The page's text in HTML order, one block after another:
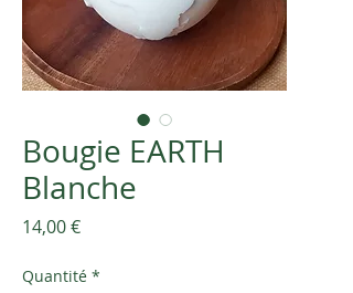
Bougie EARTH
Blanche
14,00 €Prix
Quantité *